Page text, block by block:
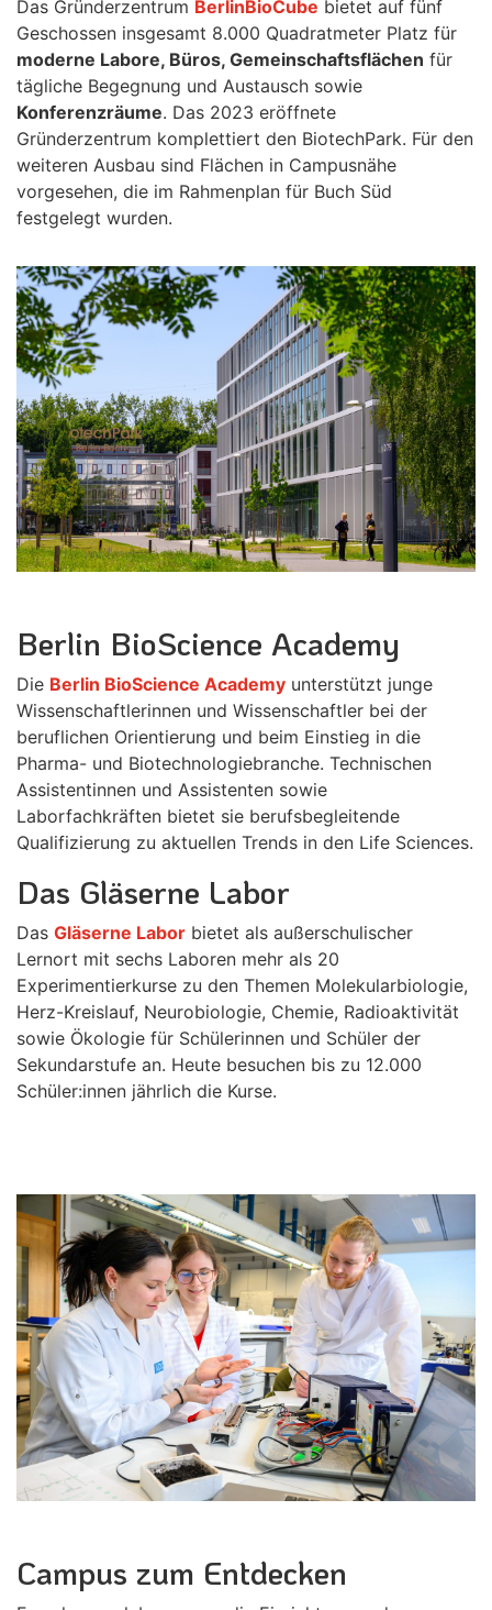
Das Gründerzentrum BerlinBioCube bietet auf fünf
Geschossen insgesamt 8.000 Quadratmeter Platz für
moderne Labore, Büros, Gemeinschaftsflächen für
tägliche Begegnung und Austausch sowie
Konferenzräume. Das 2023 eröffnete
Gründerzentrum komplettiert den BiotechPark. Für den
weiteren Ausbau sind Flächen in Campusnähe
vorgesehen, die im Rahmenplan für Buch Süd
festgelegt wurden.
Berlin BioScience Academy
Die Berlin BioScience Academy unterstützt junge
Wissenschaftlerinnen und Wissenschaftler bei der
beruflichen Orientierung und beim Einstieg in die
Pharma- und Biotechnologiebranche. Technischen
Assistentinnen und Assistenten sowie
Laborfachkräften bietet sie berufsbegleitende
Qualifizierung zu aktuellen Trends in den Life Sciences.
Das Gläserne Labor
Das Gläserne Labor bietet als außerschulischer
Lernort mit sechs Laboren mehr als 20
Experimentierkurse zu den Themen Molekularbiologie,
Herz-Kreislauf, Neurobiologie, Chemie, Radioaktivität
sowie Ökologie für Schülerinnen und Schüler der
Sekundarstufe an. Heute besuchen bis zu 12.000
Schüler:innen jährlich die Kurse.
Campus zum Entdecken